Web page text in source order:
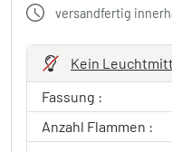
versandfertig
Kein
Fassung :
Anzahl Flammen :